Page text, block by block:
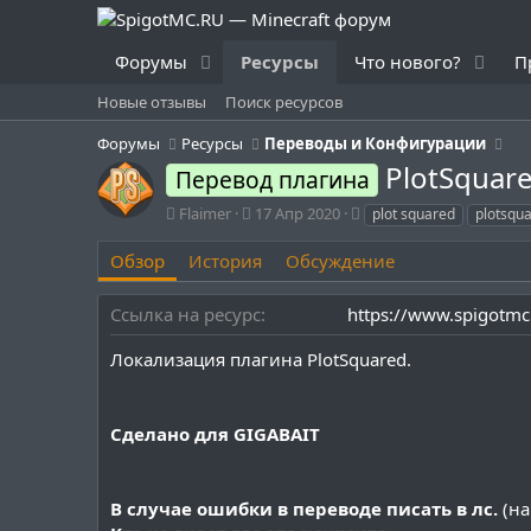
Форумы Ресурсы Что нового?
Новые отзывы
Поиск ресурсов
Форумы
Ресурсы Переводы и Конфигурации
Перевод плагина
А
о
р
Flaimer
Д
т
а
с
о
з
д
и
я
17 Апр 2020
Т
г
и
plot squared
Обзор История Обсуждение
Ссылка на ресурс
https://
Локализация плагина PlotSquared.
Сделано для GIGABAIT
В случае ошибки в переводе писать в лс.